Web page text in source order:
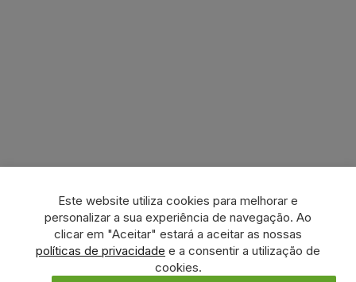
Este website utiliza cookies para melhorar e
personalizar a sua experiência de navegação. Ao
clicar em "Aceitar" estará a aceitar as nossas
políticas de privacidade e a consentir a utilização de
cookies.